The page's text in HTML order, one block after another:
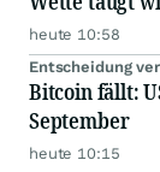
heute 10:58
Entscheidung
Bitcoin fällt:
September
heute 10:15